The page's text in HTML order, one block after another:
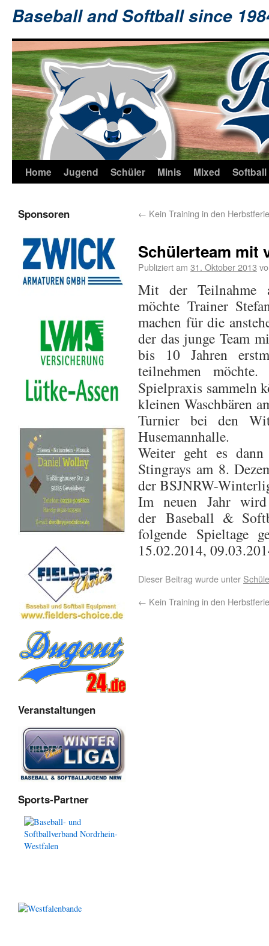
Baseball and Softball since
Home Jugend Schüler Minis Mixed Softball
← Kein Training in den
Schülerteam mit
Publiziert am 31. Oktober 2013
Mit der Teilnahme
möchte Trainer
machen für die
der das junge Team
bis 10 Jahren
teilnehmen
Spielpraxis sammeln
kleinen Waschbären
Turnier bei den
Husemannhalle.
Weiter geht es
Stingrays am 8.
der BSJNRW-
Im neuen Jahr
der Baseball &
folgende Spieltage
15.02.2014,
Dieser Beitrag wurde unter
← Kein Training in den
Sponsoren
Veranstaltungen
Sports-Partner